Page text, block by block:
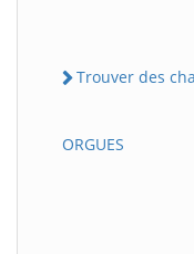
Trouver des
ORGUES